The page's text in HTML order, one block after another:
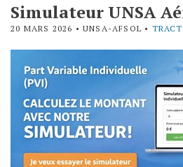
Simulateur UNSA
20 MARS 2026 • UNSA-AFSOL •